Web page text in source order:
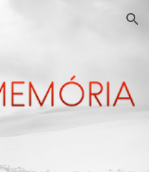
Skip to navigation